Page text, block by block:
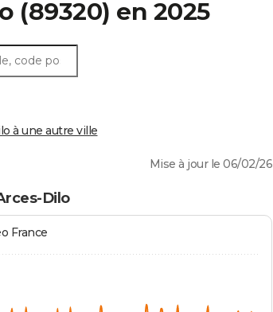
(89320) en 2025
à une autre ville
Mise à jour le 06/02/26
Dilo
France